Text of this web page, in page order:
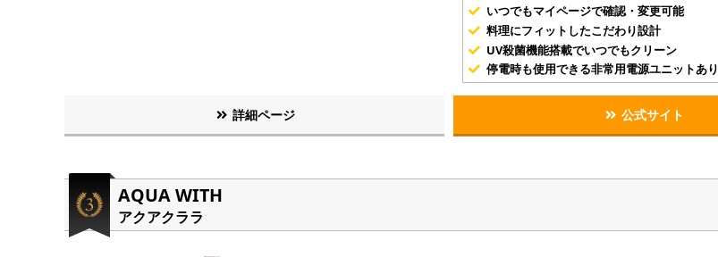
いつでもマイページで確認・変更可能
料理にフィットしたこだわり設計
UV殺菌機能搭載でいつでもクリーン
停電時も使用できる非常用電源ユニットあり
詳細ページ 公式サイト
AQUA WITH
アクアクララ